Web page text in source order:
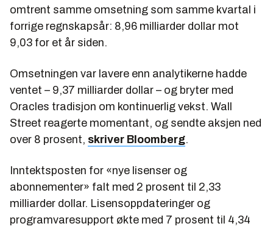
omtrent samme omsetning som samme kvartal i
forrige regnskapsår: 8,96 milliarder dollar mot
9,03 for et år siden.
Omsetningen var lavere enn analytikerne hadde
ventet – 9,37 milliarder dollar – og bryter med
Oracles tradisjon om kontinuerlig vekst. Wall
Street reagerte momentant, og sendte aksjen ned
over 8 prosent, skriver Bloomberg.
Inntektsposten for «nye lisenser og
abonnementer» falt med 2 prosent til 2,33
milliarder dollar. Lisensoppdateringer og
programvaresupport økte med 7 prosent til 4,34